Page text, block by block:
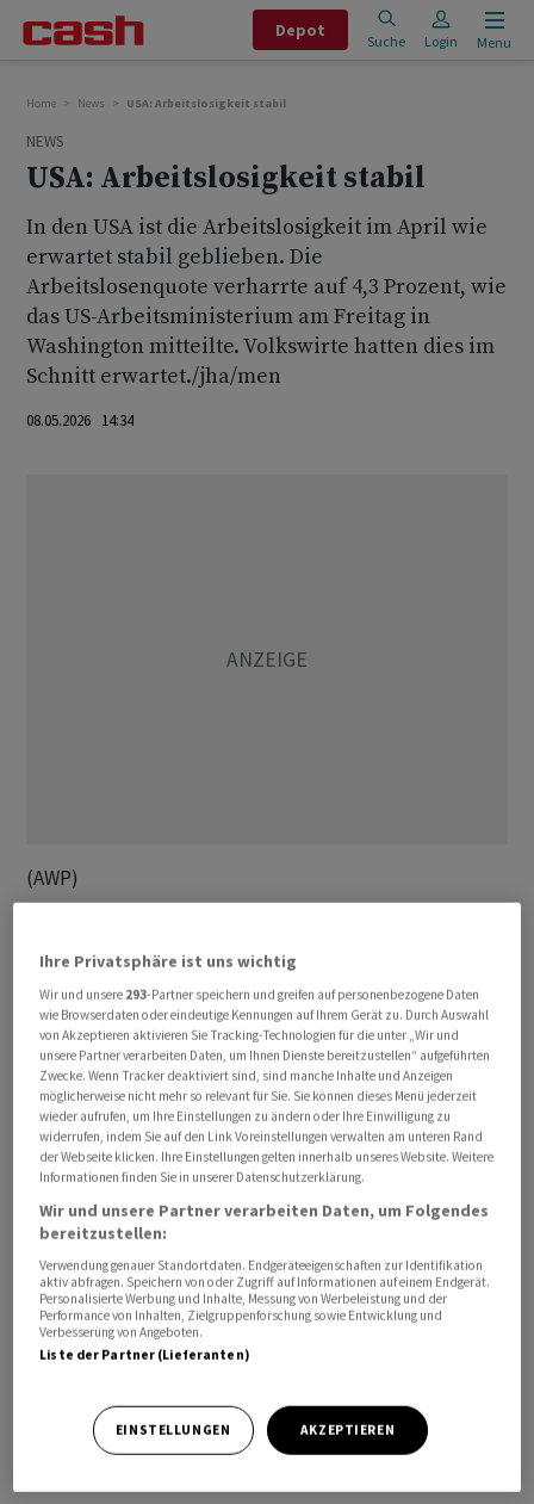
Depot
Suche Login Menu
Home News USA: Arbeitslosigkeit stabil
NEWS
USA: Arbeitslosigkeit stabil
In den USA ist die Arbeitslosigkeit im April wie
erwartet stabil geblieben. Die
Arbeitslosenquote verharrte auf 4,3 Prozent, wie
das US-Arbeitsministerium am Freitag in
Washington mitteilte. Volkswirte hatten dies im
Schnitt erwartet./jha/men
08.05.2026 14:34
(AWP)
Bevorzugte Quelle So funktioniert's
Ihre Privatsphäre ist uns wichtig
Wir und unsere 293-Partner speichern und greifen auf personenbezogene Daten
wie Browserdaten oder eindeutige Kennungen auf Ihrem Gerät zu. Durch Auswahl
von Akzeptieren aktivieren Sie Tracking-Technologien für die unter „Wir und
unsere Partner verarbeiten Daten, um Ihnen Dienste bereitzustellen“ aufgeführten
Zwecke. Wenn Tracker deaktiviert sind, sind manche Inhalte und Anzeigen
möglicherweise nicht mehr so relevant für Sie. Sie können dieses Menü jederzeit
wieder aufrufen, um Ihre Einstellungen zu ändern oder Ihre Einwilligung zu
widerrufen, indem Sie auf den Link Voreinstellungen verwalten am unteren Rand
der Webseite klicken. Ihre Einstellungen gelten innerhalb unseres Website. Weitere
Informationen finden Sie in unserer Datenschutzerklärung.
Wir und unsere Partner verarbeiten Daten, um Folgendes
bereitzustellen:
Verwendung genauer Standortdaten. Endgeräteeigenschaften zur Identifikation
aktiv abfragen. Speichern von oder Zugriff auf Informationen auf einem Endgerät.
Personalisierte Werbung und Inhalte, Messung von Werbeleistung und der
Performance von Inhalten, Zielgruppenforschung sowie Entwicklung und
Verbesserung von Angeboten.
Liste der Partner (Lieferanten)
EINSTELLUNGEN AKZEPTIEREN